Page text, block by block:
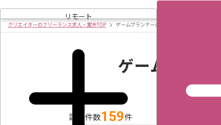
リモート
クリエイターのフリーランス求人・案件TOP ゲームプランナーの求人・案件一覧
ゲームプラン
該当件数159件